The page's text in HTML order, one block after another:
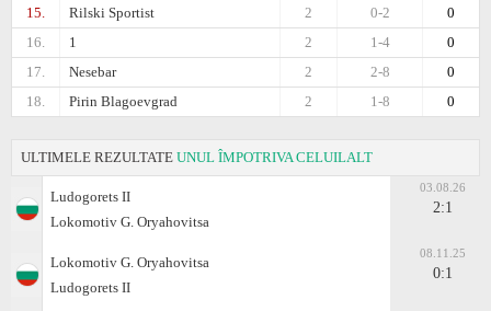
15.
Rilski Sportist 0
0-2
2
16.
1 0
1-4
2
17.
Nesebar 0
2-8
2
18.
Pirin Blagoevgrad 0
1-8
2
ULTIMELE REZULTATE UNUL ÎMPOTRIVA CELUILALT
Ludogorets II
Lokomotiv G. Oryahovitsa
03.08.26
2:1
Lokomotiv G. Oryahovitsa
Ludogorets II
08.11.25
0:1